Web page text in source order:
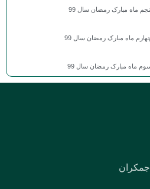
ماه مبارک رمضان سال 99
ماه مبارک رمضان سال 99
ماه مبارک رمضان سال 99